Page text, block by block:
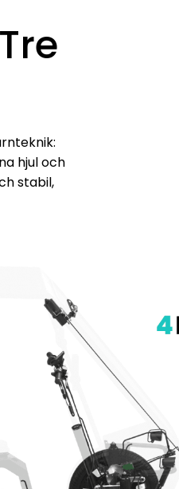
hjul och
stabil,